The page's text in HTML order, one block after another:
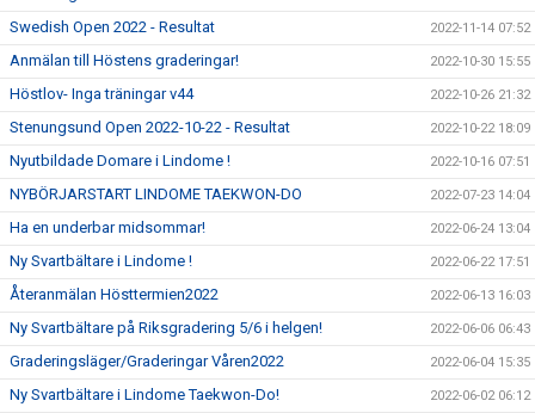
Swedish Open 2022 - Resultat 2022-11-14 07:52
Anmälan till Höstens graderingar! 2022-10-30 15:55
Höstlov- Inga träningar v44 2022-10-26 21:32
Stenungsund Open 2022-10-22 - Resultat 2022-10-22 18:09
Nyutbildade Domare i Lindome ! 2022-10-16 07:51
NYBÖRJARSTART LINDOME TAEKWON-DO 2022-07-23 14:04
Ha en underbar midsommar! 2022-06-24 13:04
Ny Svartbältare i Lindome ! 2022-06-22 17:51
Återanmälan Hösttermien2022 2022-06-13 16:03
Ny Svartbältare på Riksgradering 5/6 i helgen! 2022-06-06 06:43
Graderingsläger/Graderingar Våren2022 2022-06-04 15:35
Ny Svartbältare i Lindome Taekwon-Do! 2022-06-02 06:12